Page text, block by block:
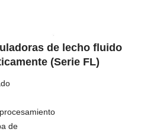
de lecho fluido
(Serie FL)
de